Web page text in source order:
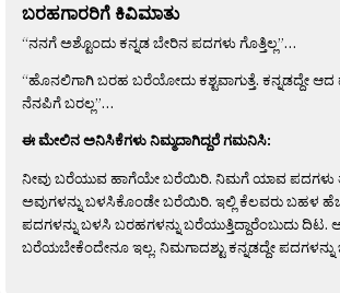
ಬರಹಗಾರರಿಗೆ ಕಿವಿಮಾತು
“ನನಗೆ ಅಶ್ಟೊಂದು ಕನ್ನಡ ಬೇರಿನ ಪದಗಳು ಗೊತ್ತಿಲ್ಲ”…
“ಹೊನಲಿಗಾಗಿ ಬರಹ ಬರೆಯೋದು ಕಶ್ಟವಾಗುತ್ತೆ. ಕನ್ನಡದ್ದೇ
ನೆನಪಿಗೆ ಬರಲ್ಲ”…
ಈ ಮೇಲಿನ ಅನಿಸಿಕೆಗಳು ನಿಮ್ಮದಾಗಿದ್ದರೆ ಗಮನಿಸಿ:
ನೀವು ಬರೆಯುವ ಹಾಗೆಯೇ ಬರೆಯಿರಿ. ನಿಮಗೆ ಯಾವ
ಅವುಗಳನ್ನು ಬಳಸಿಕೊಂಡೇ ಬರೆಯಿರಿ. ಇಲ್ಲಿ ಕೆಲವರು ಬಹಳ
ಪದಗಳನ್ನು ಬಳಸಿ ಬರಹಗಳನ್ನು ಬರೆಯುತ್ತಿದ್ದಾರೆಂಬುದು
ಬರೆಯಬೇಕೆಂದೇನೂ ಇಲ್ಲ. ನಿಮಗಾದಶ್ಟು ಕನ್ನಡದ್ದೇ